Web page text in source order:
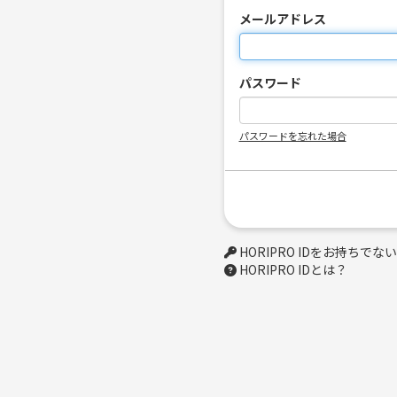
メールアドレス
パスワード
パスワードを忘れた場合
HORIPRO IDをお持ちでな
HORIPRO IDとは？